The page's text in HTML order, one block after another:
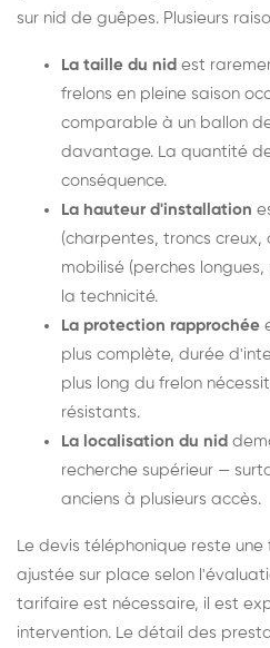
sur nid de guêpes. Plusieurs
La taille du nid est
frelons en pleine saison
comparable à un ballon
davantage. La quantité
conséquence.
La hauteur d'installation
(charpentes, troncs creux,
mobilisé (perches
la technicité.
La protection rapprochée
plus complète, durée
plus long du frelon
résistants.
La localisation du nid
recherche supérieur —
anciens à plusieurs accès.
Le devis téléphonique reste
ajustée sur place selon
tarifaire est nécessaire, il est
intervention. Le détail des